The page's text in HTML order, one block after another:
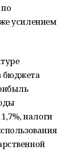
усилением
бюджета
налоги